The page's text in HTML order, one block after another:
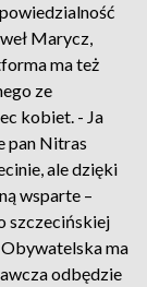
Marycz,
ma też
ze
kobiet. - Ja
pan Nitras
ale dzięki
wsparte –
szczecińskiej
ma
odbędzie